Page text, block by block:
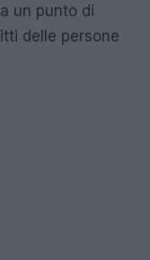
un punto di
delle persone